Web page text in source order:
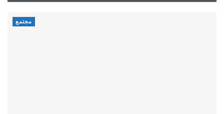
مجتمع